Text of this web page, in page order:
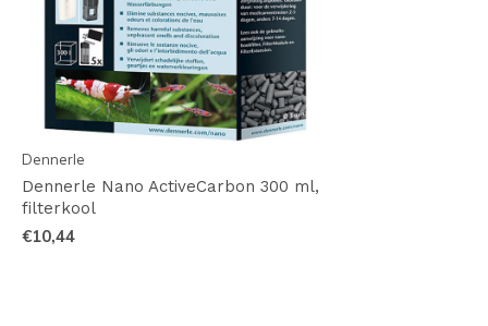
Dennerle
Dennerle Nano ActiveCarbon 300 ml,
filterkool
€10,44